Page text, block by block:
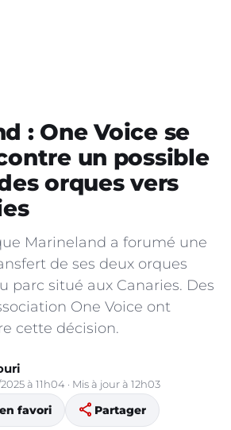
: One Voice se
un possible
orques vers
Marineland a forumé une
de ses deux orques
parc situé aux Canaries. Des
One Voice ont
cette décision.
à 11h04 · Mis à jour à 12h03
favori share Partager